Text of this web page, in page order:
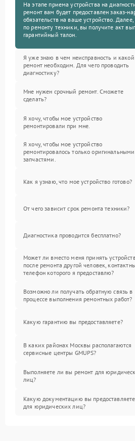
На этапе приема устройства на
ремонт вам будет предоставлен заказ-
обязательств на ваше устройство.
по ремонту техники, вы получите акт
гарантийный талон.
Я уже знаю в чем неисправность и какой
ремонт необходим. Для чего проводить
диагностику?
Мне нужен срочный ремонт. Сможете
сделать?
Я хочу, чтобы мое устройство
ремонтировали при мне.
Я хочу, чтобы мое устройство
ремонтировалось только оригинальными
запчастями.
Как я узнаю, что мое устройство готово?
От чего зависит срок ремонта техники?
Диагностика проводится бесплатно?
Может ли вместо меня принять
после ремонта другой человек,
телефон которого я предоставлю?
Возможно ли получать обратную связь в
процессе выполнения ремонтных работ?
Какую гарантию вы предоставляете?
В каких районах Москвы располагаются
сервисные центры GMUPS?
Выполняете ли вы ремонт для
лиц?
Какую документацию вы предоставляете
для юридических лиц?